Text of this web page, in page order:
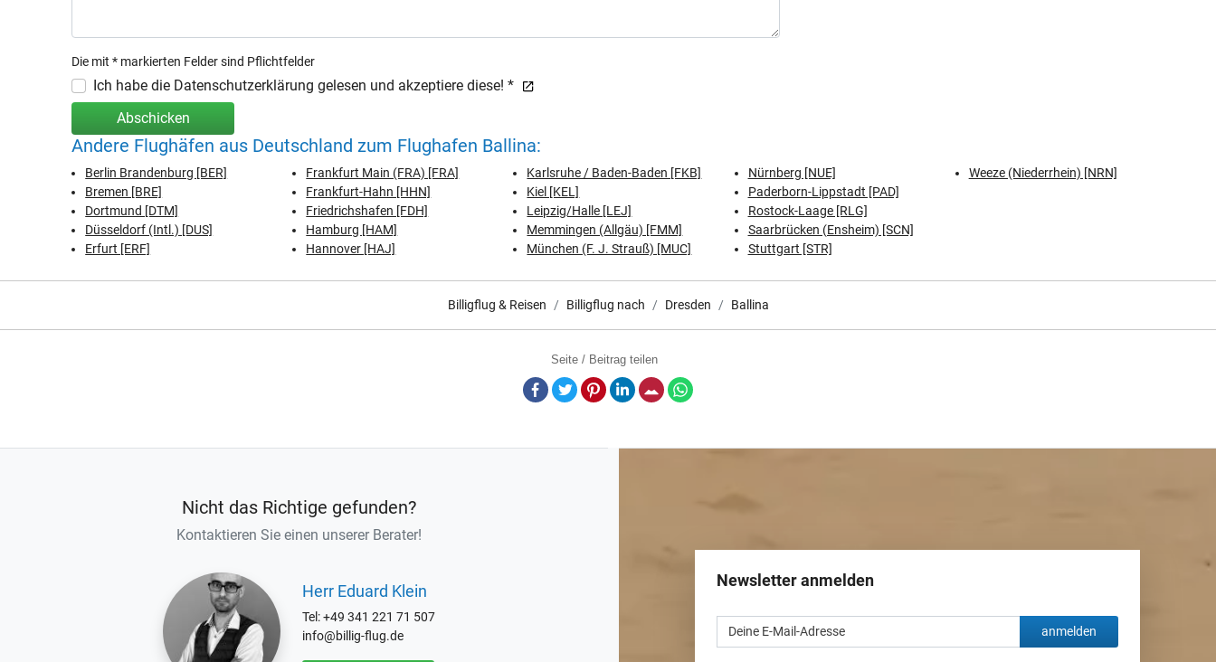
Die mit * markierten Felder sind Pflichtfelder
Ich habe die Datenschutzerklärung gelesen und akzeptiere diese! *
Abschicken
Andere Flughäfen aus Deutschland zum Flughafen Ballina:
Berlin Brandenburg [BER]
Bremen [BRE]
Dortmund [DTM]
Düsseldorf (Intl.) [DUS]
Erfurt [ERF]
Frankfurt Main (FRA) [FRA]
Frankfurt-Hahn [HHN]
Friedrichshafen [FDH]
Hamburg [HAM]
Hannover [HAJ]
Karlsruhe / Baden-Baden [FKB]
Kiel [KEL]
Leipzig/Halle [LEJ]
Memmingen (Allgäu) [FMM]
München (F. J. Strauß) [MUC]
Nürnberg [NUE]
Paderborn-Lippstadt [PAD]
Rostock-Laage [RLG]
Saarbrücken (Ensheim) [SCN]
Stuttgart [STR]
Weeze (Niederrhein) [NRN]
Billigflug & Reisen Billigflug nach Dresden Ballina
Seite / Beitrag teilen
Facebook
TwitterPinterestLinkedInE-Mail
Nicht das Richtige gefunden?
Kontaktieren Sie einen unserer Berater!
Herr Eduard Klein
Tel: +49 341 221 71 507
info@billig-flug.de
Newsletter anmelden
anmelden